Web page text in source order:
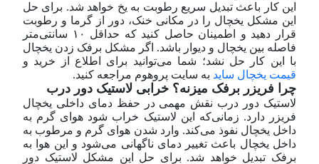
این کار باعث تبدیل سریع رطوبت به یخ خواهد شد. برای حل
این مشکل یخچال را در مکانی خنک، دور از گرما و رطوبت
قرار دهید و اطمینان حاصل کنید که حداقل ۱۰ سانتی‌متر
فاصله بین یخچال و دیوار باشد. اگر مشکل برفک زدن یخچال
با این کار حل نشد؛ شما می‌توانید برای اطلاع از خرید و
قیمت یخچال ساید به سایت پروهوم مراجعه کنید.
چرا فریزر برفک میزنه؟ خرابی لاستیک دور درب
لاستیک دور درب نقش مهمی در حفظ دمای داخلی یخچال
فریزر دارد. زمانی‌که این لاستیک خراب شود هوای گرم به
داخل یخچال نفوذ می‌کند. وارد شدن هوای گرم و مرطوب به
داخل یخچال باعث تغییر دمای ناگهانی می‌شود و این هوا به
برفک تبدیل خواهد شد. برای حل این مشکل لاستیک دور